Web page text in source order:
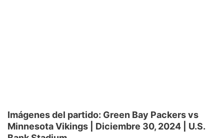
Imágenes del partido: Green Bay Packers vs
Minnesota Vikings | Diciembre 30, 2024 | U.S.